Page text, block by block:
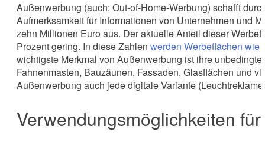
Außenwerbung (auch: Out-of-Home-Werbung) schafft
Aufmerksamkeit für Informationen von Unternehmen und
zehn Millionen Euro aus. Der aktuelle Anteil dieser
Prozent gering. In diese Zahlen werden Werbeflächen wie
wichtigste Merkmal von Außenwerbung ist ihre
Fahnenmasten, Bauzäunen, Fassaden, Glasflächen und
Außenwerbung auch jede digitale Variante
Verwendungsmöglichkeiten